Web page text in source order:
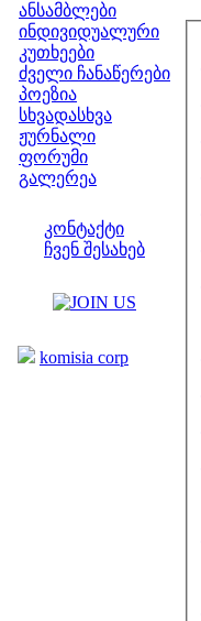
ანსამბლები
ინდივიდუალური
კუთხეები
ძველი ჩანაწერები
პოეზია
სხვადასხვა
ჟურნალი
ფორუმი
გალერეა
კონტაქტი
ჩვენ შესახებ
komisia corp